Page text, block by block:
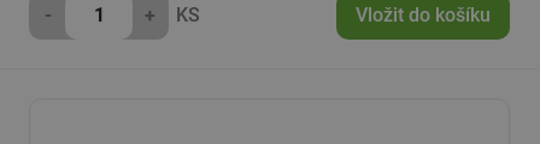
- + KS Vložit do košíku